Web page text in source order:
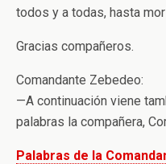
todos y a todas, hasta
Gracias compañeros.
Comandante Zebedeo:
—A continuación viene
palabras la compañera,
Palabras de la